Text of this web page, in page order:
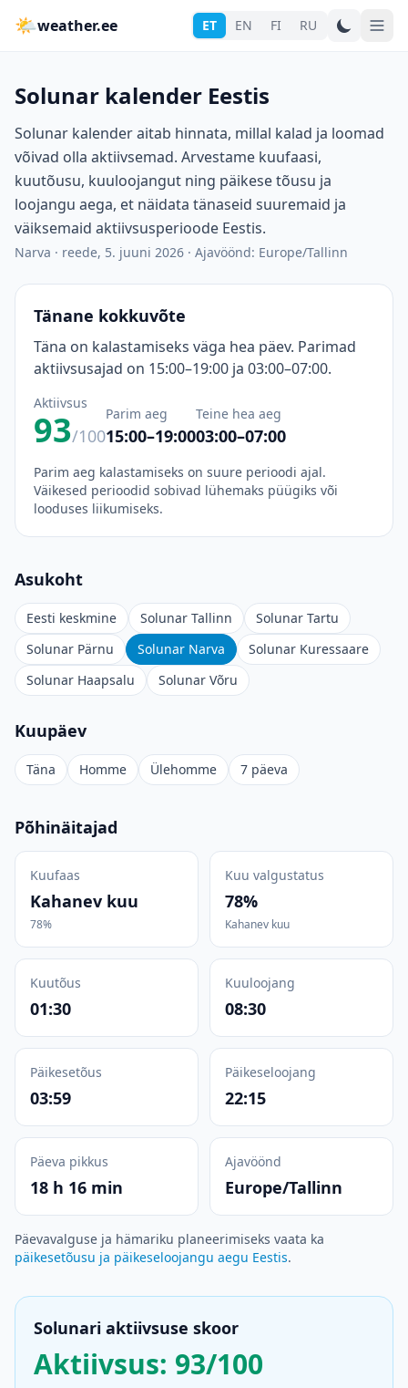
🌤weather.ee ET EN FI RU
Solunar kalender Eestis
Solunar kalender aitab hinnata, millal kalad ja loomad
võivad olla aktiivsemad. Arvestame kuufaasi,
kuutõusu, kuuloojangut ning päikese tõusu ja
loojangu aega, et näidata tänaseid suuremaid ja
väiksemaid aktiivsusperioode Eestis.
Narva · reede, 5. juuni 2026 · Ajavöönd: Europe/Tallinn
Tänane kokkuvõte
Täna on kalastamiseks väga hea päev. Parimad
aktiivsusajad on 15:00–19:00 ja 03:00–07:00.
Aktiivsus
93/100
Parim aeg
15:00–19:00
Teine hea aeg
03:00–07:00
Parim aeg kalastamiseks on suure perioodi ajal.
Väikesed perioodid sobivad lühemaks püügiks või
looduses liikumiseks.
Asukoht
Eesti keskmine Solunar Tallinn
Solunar Tartu
Solunar Pärnu
Solunar Narva
Solunar Kuressaare
Solunar Haapsalu
Solunar Võru
Kuupäev
Täna Homme Ülehomme 7 päeva
Põhinäitajad
Kuufaas
Kahanev kuu
78%
Kuu valgustatus
78%
Kahanev kuu
Kuutõus
01:30
Kuuloojang
08:30
Päikesetõus
03:59
Päikeseloojang
22:15
Päeva pikkus
18 h 16 min
Ajavöönd
Europe/Tallinn
Päevavalguse ja hämariku planeerimiseks vaata ka
päikesetõusu ja päikeseloojangu aegu Eestis.
Solunari aktiivsuse skoor
Aktiivsus: 93/100